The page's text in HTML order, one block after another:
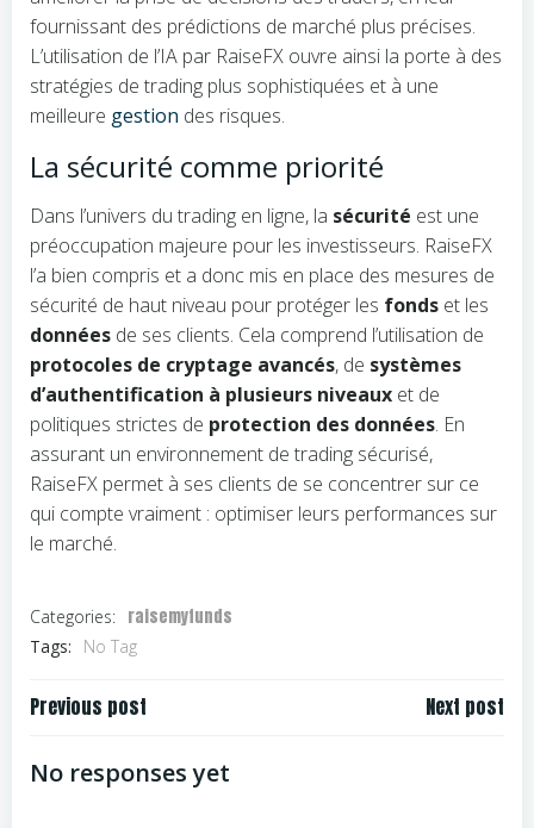
fournissant des prédictions de marché plus précises.
L’utilisation de l’IA par RaiseFX ouvre ainsi la porte à des
stratégies de trading plus sophistiquées et à une
meilleure gestion des risques.
La sécurité comme priorité
Dans l’univers du trading en ligne, la sécurité est une
préoccupation majeure pour les investisseurs. RaiseFX
l’a bien compris et a donc mis en place des mesures de
sécurité de haut niveau pour protéger les fonds et les
données de ses clients. Cela comprend l’utilisation de
protocoles de cryptage avancés, de systèmes
d’authentification à plusieurs niveaux et de
politiques strictes de protection des données. En
assurant un environnement de trading sécurisé,
RaiseFX permet à ses clients de se concentrer sur ce
qui compte vraiment : optimiser leurs performances sur
le marché.
Categories: raisemyfunds
Tags: No Tag
Navigation
l’article
Previous post Next post
No responses yet